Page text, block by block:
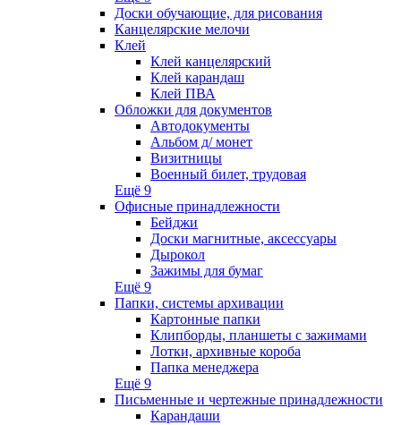
Доски обучающие, для рисования
Канцелярские мелочи
Клей
Клей канцелярский
Клей карандаш
Клей ПВА
Обложки для документов
Автодокументы
Альбом д/ монет
Визитницы
Военный билет, трудовая
Ещё 9
Офисные принадлежности
Бейджи
Доски магнитные, аксессуары
Дырокол
Зажимы для бумаг
Ещё 9
Папки, системы архивации
Картонные папки
Клипборды, планшеты с зажимами
Лотки, архивные короба
Папка менеджера
Ещё 9
Письменные и чертежные принадлежности
Карандаши